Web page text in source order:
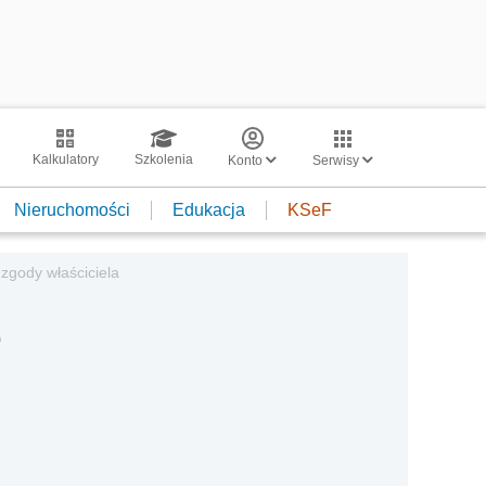
Kalkulatory Szkolenia Konto Serwisy
Nieruchomości Edukacja KSeF
właściciela